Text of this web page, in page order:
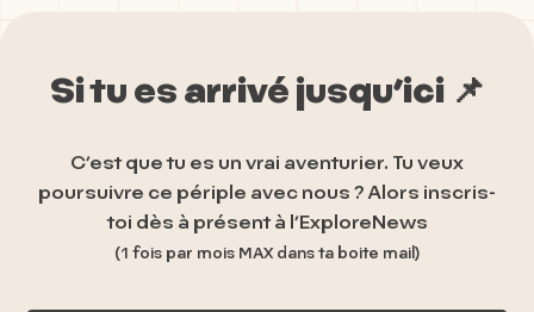
Si tu es arrivé jusqu’ici 📌
C’est que tu es un vrai aventurier. Tu veux
poursuivre ce périple avec nous ? Alors inscris-
toi dès à présent à l’ExploreNews
(1 fois par mois MAX dans ta boite mail)